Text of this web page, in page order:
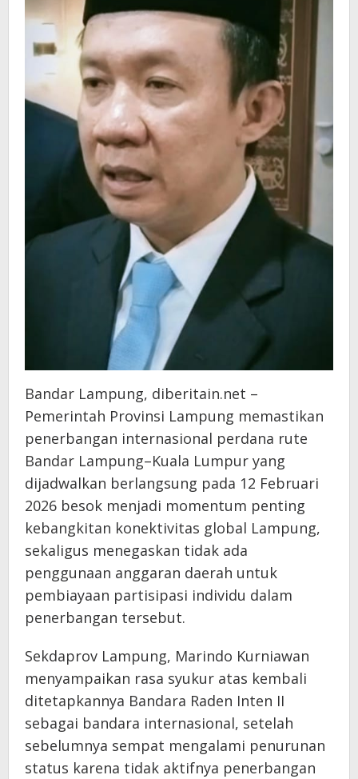
Bandar Lampung, diberitain.net –
Pemerintah Provinsi Lampung memastikan
penerbangan internasional perdana rute
Bandar Lampung–Kuala Lumpur yang
dijadwalkan berlangsung pada 12 Februari
2026 besok menjadi momentum penting
kebangkitan konektivitas global Lampung,
sekaligus menegaskan tidak ada
penggunaan anggaran daerah untuk
pembiayaan partisipasi individu dalam
penerbangan tersebut.
Sekdaprov Lampung, Marindo Kurniawan
menyampaikan rasa syukur atas kembali
ditetapkannya Bandara Raden Inten II
sebagai bandara internasional, setelah
sebelumnya sempat mengalami penurunan
status karena tidak aktifnya penerbangan